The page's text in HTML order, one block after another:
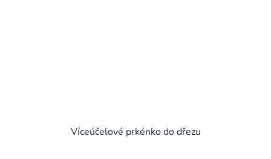
Víceúčelové prkénko do dřezu